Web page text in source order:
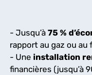
- Jusqu’à 75 %
rapport au gaz ou au
- Une installation
financières (jusqu’à